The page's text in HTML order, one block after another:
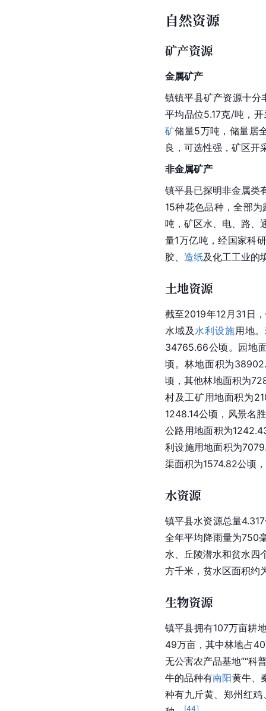
自然资源
矿产资源
金属矿产
镇镇平县矿产资源十分
平均品位5.17克/吨，
矿储量5万吨，储量居
良，可选性强，矿区开
非金属矿产
镇平县已探明非金属类
15种花色品种，全部
吨，矿区水、电、路、
量1万亿吨，经国家科
胶、 造纸及化工工业的
土地资源
截至2019年12月31日
水域及 水利设施用地
34765.66公顷。园地
顷。林地面积为
顷，其他林地面积为
村及工矿用地面积为
1248.14公顷，风景名
公路用地面积为
利设施用地面积为
渠面积为1574.82公顷
水资源
镇平县水资源总量
全年平均降雨量为750
水、丘陵潜水和贫水四
方千米，贫水区面积约
生物资源
镇平县拥有107万亩耕
49万亩，其中林地占
无公害农产品基地”“科
牛的品种有南阳黄牛、
种有九斤黄、 郑州红鸡
[44]